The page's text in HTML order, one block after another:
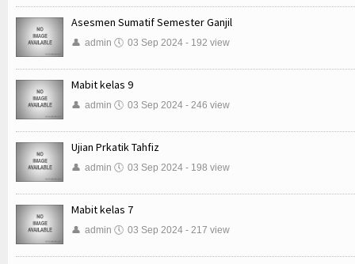
Asesmen Sumatif Semester Ganjil
👤 admin 🕔 03 Sep 2024 - 192 view
Mabit kelas 9
👤 admin 🕔 03 Sep 2024 - 246 view
Ujian Prkatik Tahfiz
👤 admin 🕔 03 Sep 2024 - 198 view
Mabit kelas 7
👤 admin 🕔 03 Sep 2024 - 217 view